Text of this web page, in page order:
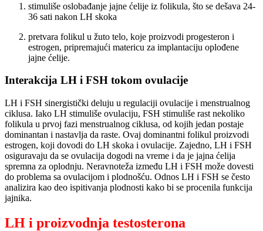
stimuliše oslobađanje jajne ćelije iz folikula, što se dešava 24-
36 sati nakon LH skoka
pretvara folikul u žuto telo, koje proizvodi progesteron i
estrogen, pripremajući matericu za implantaciju oplođene
jajne ćelije.
Interakcija LH i FSH tokom ovulacije
LH i FSH sinergistički deluju u regulaciji ovulacije i menstrualnog
ciklusa. Iako LH stimuliše ovulaciju, FSH stimuliše rast nekoliko
folikula u prvoj fazi menstrualnog ciklusa, od kojih jedan postaje
dominantan i nastavlja da raste. Ovaj dominantni folikul proizvodi
estrogen, koji dovodi do LH skoka i ovulacije. Zajedno, LH i FSH
osiguravaju da se ovulacija dogodi na vreme i da je jajna ćelija
spremna za oplodnju. Neravnoteža između LH i FSH može dovesti
do problema sa ovulacijom i plodnošću. Odnos LH i FSH se često
analizira kao deo ispitivanja plodnosti kako bi se procenila funkcija
jajnika.
LH i proizvodnja testosterona